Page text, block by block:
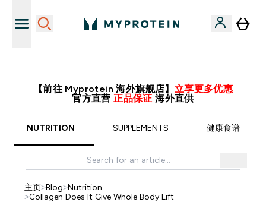
【前往 Myprotein 海外旗舰店】 立享更多优惠
官方直营 正品保证 海外直供
NUTRITION SUPPLEMENTS 健康食谱
主页>Blog>Nutrition
>Collagen Does It Give Whole Body Lift